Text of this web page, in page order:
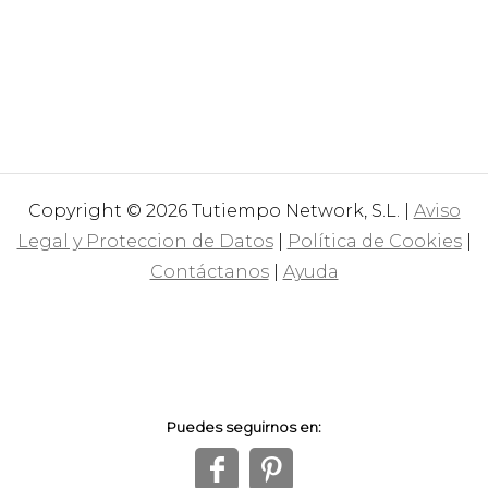
Copyright © 2026 Tutiempo Network, S.L. | Aviso
Legal y Proteccion de Datos| Política de Cookies|
Contáctanos| Ayuda
Puedes seguirnos en:
f 1